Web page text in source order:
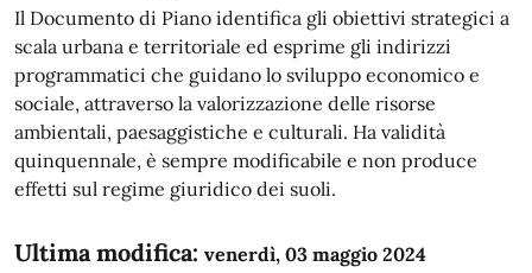
Il Documento di Piano identifica gli obiettivi strategici a
scala urbana e territoriale ed esprime gli indirizzi
programmatici che guidano lo sviluppo economico e
sociale, attraverso la valorizzazione delle risorse
ambientali, paesaggistiche e culturali. Ha validità
quinquennale, è sempre modificabile e non produce
effetti sul regime giuridico dei suoli.​
Ultima modifica: venerdì, 03 maggio 2024